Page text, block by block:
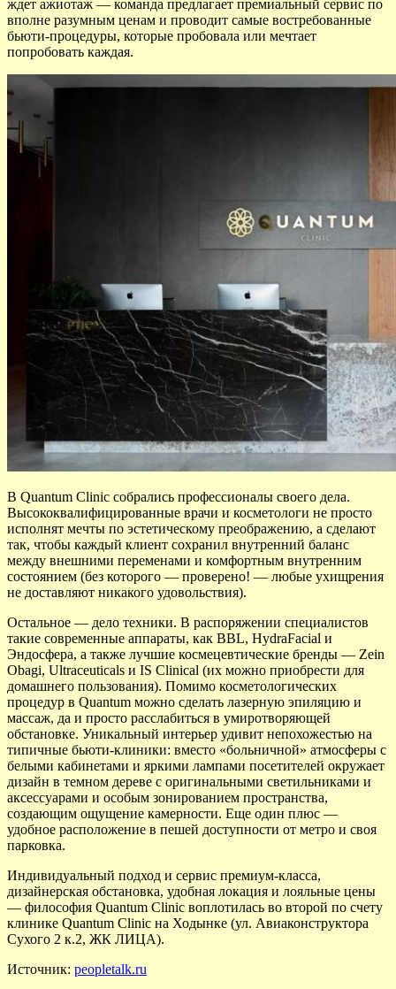
ждет ажиотаж — команда предлагает премиальный сервис по
вполне разумным ценам и проводит самые востребованные
бьюти-процедуры, которые пробовала или мечтает
попробовать каждая.
В Quantum Clinic собрались профессионалы своего дела.
Высококвалифицированные врачи и косметологи не просто
исполнят мечты по эстетическому преображению, а сделают
так, чтобы каждый клиент сохранил внутренний баланс
между внешними переменами и комфортным внутренним
состоянием (без которого — проверено! — любые ухищрения
не доставляют никакого удовольствия).
Остальное — дело техники. В распоряжении специалистов
такие современные аппараты, как BBL, HydraFacial и
Эндосфера, а также лучшие космецевтические бренды — Zein
Obagi, Ultraceuticals и IS Clinical (их можно приобрести для
домашнего пользования). Помимо косметологических
процедур в Quantum можно сделать лазерную эпиляцию и
массаж, да и просто расслабиться в умиротворяющей
обстановке. Уникальный интерьер удивит непохожестью на
типичные бьюти-клиники: вместо «больничной» атмосферы с
белыми кабинетами и яркими лампами посетителей окружает
дизайн в темном дереве с оригинальными светильниками и
аксессуарами и особым зонированием пространства,
создающим ощущение камерности. Еще один плюс —
удобное расположение в пешей доступности от метро и своя
парковка.
Индивидуальный подход и сервис премиум-класса,
дизайнерская обстановка, удобная локация и лояльные цены
— философия Quantum Clinic воплотилась во второй по счету
клинике Quantum Clinic на Ходынке (ул. Авиаконструктора
Сухого 2 к.2, ЖК ЛИЦА).
Источник: peopletalk.ru